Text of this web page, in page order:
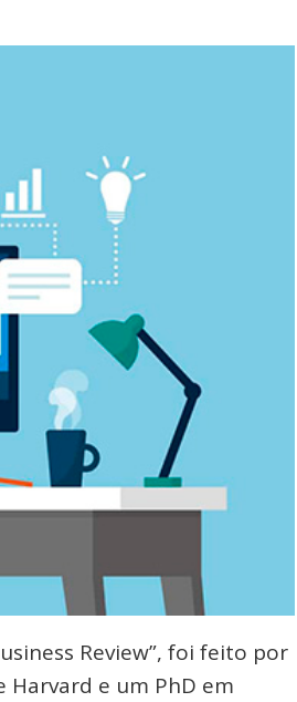
Review”, foi feito por
e um PhD em